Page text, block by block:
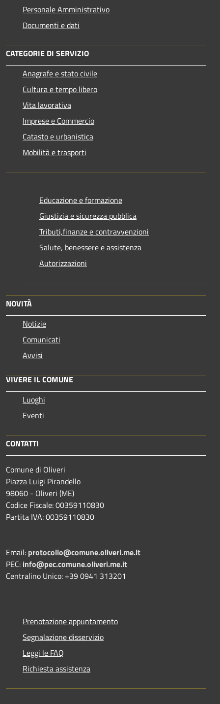
Personale Amministrativo
Documenti e dati
CATEGORIE DI SERVIZIO
Anagrafe e stato civile
Cultura e tempo libero
Vita lavorativa
Imprese e Commercio
Catasto e urbanistica
Mobilità e trasporti
Educazione e formazione
Giustizia e sicurezza pubblica
Tributi,finanze e contravvenzioni
Salute, benessere e assistenza
Autorizzazioni
NOVITÀ
Notizie
Comunicati
Avvisi
VIVERE IL COMUNE
Luoghi
Eventi
CONTATTI
Comune di Oliveri
Piazza Luigi Pirandello
98060 - Oliveri (ME)
Codice Fiscale: 00359110830
Partita IVA: 00359110830
Email: protocollo@comune.oliveri.me.it
PEC: info@pec.comune.oliveri.me.it
Centralino Unico: +39 0941 313201
Prenotazione appuntamento
Segnalazione disservizio
Leggi le FAQ
Richiesta assistenza